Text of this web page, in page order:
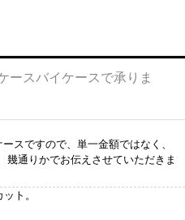
ースバイケースで承りま
スですので、単一金額ではなく、
幾通りかでお伝えさせていただきま
ト。